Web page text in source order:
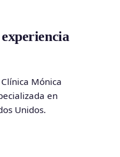
experiencia
Mónica
en
Unidos.